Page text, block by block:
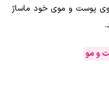
پوست و موی خود ماساژ
و مو